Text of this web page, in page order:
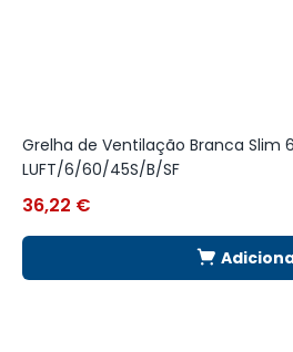
Grelha de Ventilação Branca Slim
LUFT/6/60/45S/B/SF
36,22 €